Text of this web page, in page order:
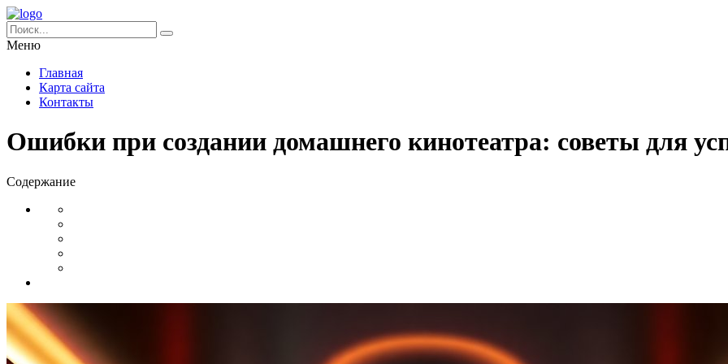
Меню
Главная
Карта сайта
Контакты
Ошибки при создании домашнего кинотеатра: советы для
Содержание